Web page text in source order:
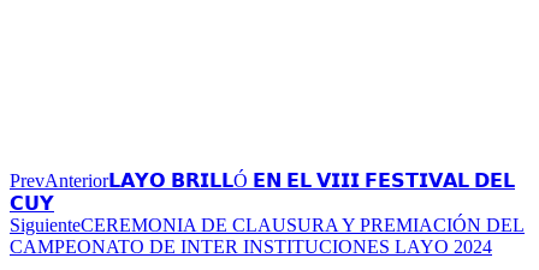
PrevAnterior𝗟𝗔𝗬𝗢 𝗕𝗥𝗜𝗟𝗟Ó 𝗘𝗡 𝗘𝗟 𝗩𝗜𝗜𝗜 𝗙𝗘𝗦𝗧𝗜𝗩𝗔𝗟 𝗗𝗘𝗟
𝗖𝗨𝗬
SiguienteCEREMONIA DE CLAUSURA Y PREMIACIÓN DEL
CAMPEONATO DE INTER INSTITUCIONES LAYO 2024